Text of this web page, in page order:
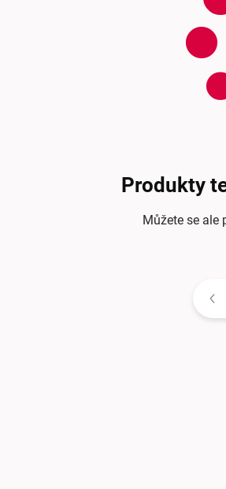
Produkty
Můžete se ale